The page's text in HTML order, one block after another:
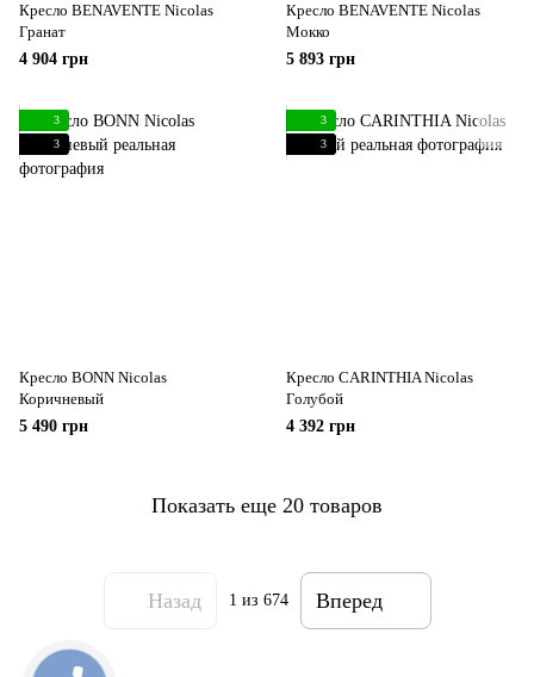
Кресло BENAVENTE Nicolas
Гранат
4 904 грн
Кресло BENAVENTE Nicolas
Мокко
5 893 грн
3
3
Кресло BONN Nicolas
Коричневый
5 490 грн
3
3
Кресло CARINTHIA Nicolas
Голубой
4 392 грн
Показать еще 20 товаров
Назад 1 из 674 Вперед